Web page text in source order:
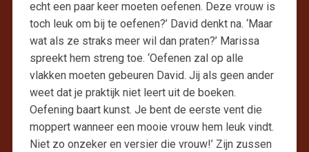
echt een paar keer moeten oefenen. Deze vrouw is
toch leuk om bij te oefenen?’ David denkt na. ‘Maar
wat als ze straks meer wil dan praten?’ Marissa
spreekt hem streng toe. ‘Oefenen zal op alle
vlakken moeten gebeuren David. Jij als geen ander
weet dat je praktijk niet leert uit de boeken.
Oefening baart kunst. Je bent de eerste vent die
moppert wanneer een mooie vrouw hem leuk vindt.
Niet zo onzeker en versier die vrouw!’ Zijn zussen